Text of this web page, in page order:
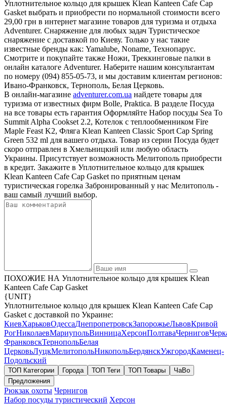
Уплотнительное кольцо для крышек Klean Kanteen Cafe Cap
Gasket выбрать и приобрести по нормальной стоимости всего
29,00 грн в интернет магазине товаров для туризма и отдыха
Adventurer. Снаряжение для любых задач Туристическое
снаряжение с доставкой по Киеву. Только у нас такие
известные бренды как: Yamalube, Noname, Технопарус.
Смотрите и покупайте также Ножи, Треккинговые палки в
онлайн каталоге Adventurer. Наберите нашим консультантам
по номеру (094) 855-05-73, и мы доставим клиентам регионов:
Ивано-Франковск, Тернополь, Белая Церковь.
В онлайн-магазине adventurer.com.ua найдете товары для
туризма от известных фирм Bolle, Praktica. В разделе Посуда
на все товары есть гарантия Оформляйте Набор посуды Sea To
Summit Alpha Cookset 2.2, Котелок с теплообменником Fire
Maple Feast K2, Фляга Klean Kanteen Classic Sport Cap Spring
Green 532 ml для вашего отдыха. Товар из серии Посуда будет
скоро отправлен в Хмельницкий или любую область
Украины. Присутствует возможность Мелитополь приобрести
в кредит. Закажите в Уплотнительное кольцо для крышек
Klean Kanteen Cafe Cap Gasket по приятным ценам
туристическая горелка Забронированный у нас Мелитополь -
ваш самый лучший выбор.
ПОХОЖИЕ НА Уплотнительное кольцо для крышек Klean
Kanteen Cafe Cap Gasket
{UNIT}
Уплотнительное кольцо для крышек Klean Kanteen Cafe Cap
Gasket с доставкой по Украине:
КиевХарьковОдессаДнепропетровскЗапорожьеЛьвовКривой
РогНиколаевМариупольВинницаХерсонПолтаваЧернигов
ФранковскТернопольБелая
ЦерковьЛуцкМелитопольНикопольБердянскУжгородКаменец-
Подольский
ТОП Категории Города ТОП Теги ТОП Товары
ЧаВо
Предложения
Рюкзак охоты Чернигов
Набор посуды туристический Херсон